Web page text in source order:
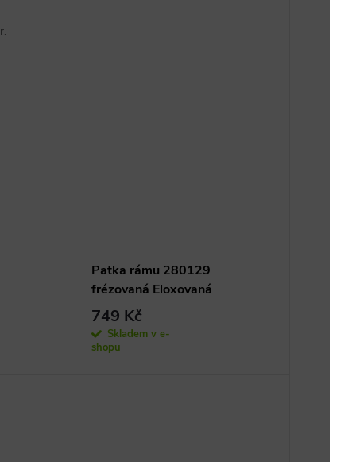
Patka rámu 280129
frézovaná Eloxovaná
749 Kč
Skladem v e-
shopu